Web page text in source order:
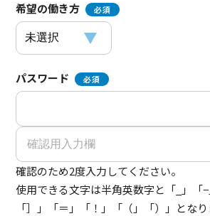
希望の働き方 必須
パスワード 必須
確認のため2度入力してください。
使用できる文字は半角英数字と「_」「−
「］」「＝」「！」「（」「）」となり